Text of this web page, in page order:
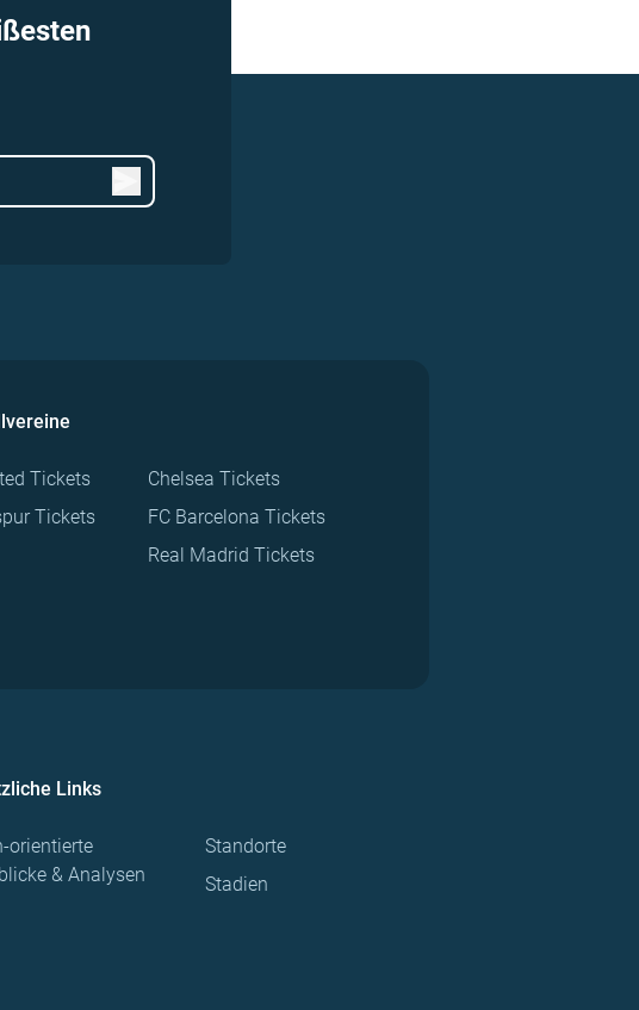
Tickets
Tickets
Chelsea Tickets
FC Barcelona Tickets
Real Madrid Tickets
Links
orientierte
& Analysen
Standorte
Stadien